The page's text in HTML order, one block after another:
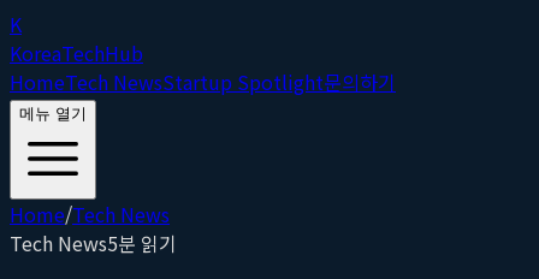
K
KoreaTechHub
HomeTech NewsStartup Spotlight문의하기
메뉴 열기
Home/Tech News
Tech News5분 읽기